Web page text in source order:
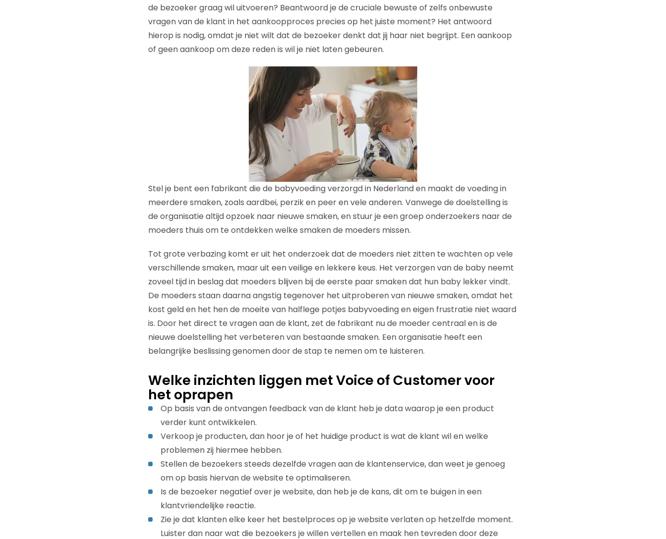
de bezoeker graag wil uitvoeren? Beantwoord je de cruciale bewuste of zelfs onbewuste
vragen van de klant in het aankoopproces precies op het juiste moment? Het antwoord
hierop is nodig, omdat je niet wilt dat de bezoeker denkt dat jij haar niet begrijpt. Een aankoop
of geen aankoop om deze reden is wil je niet laten gebeuren.
Stel je bent een fabrikant die de babyvoeding verzorgd in Nederland en maakt de voeding in
meerdere smaken, zoals aardbei, perzik en peer en vele anderen. Vanwege de doelstelling is
de organisatie altijd opzoek naar nieuwe smaken, en stuur je een groep onderzoekers naar de
moeders thuis om te ontdekken welke smaken de moeders missen.
Tot grote verbazing komt er uit het onderzoek dat de moeders niet zitten te wachten op vele
verschillende smaken, maar uit een veilige en lekkere keus. Het verzorgen van de baby neemt
zoveel tijd in beslag dat moeders blijven bij de eerste paar smaken dat hun baby lekker vindt.
De moeders staan daarna angstig tegenover het uitproberen van nieuwe smaken, omdat het
kost geld en het hen de moeite van halflege potjes babyvoeding en eigen frustratie niet waard
is. Door het direct te vragen aan de klant, zet de fabrikant nu de moeder centraal en is de
nieuwe doelstelling het verbeteren van bestaande smaken. Een organisatie heeft een
belangrijke beslissing genomen door de stap te nemen om te luisteren.
Welke inzichten liggen met Voice of Customer voor
het oprapen
Op basis van de ontvangen feedback van de klant heb je data waarop je een product
verder kunt ontwikkelen.
Verkoop je producten, dan hoor je of het huidige product is wat de klant wil en welke
problemen zij hiermee hebben.
Stellen de bezoekers steeds dezelfde vragen aan de klantenservice, dan weet je genoeg
om op basis hiervan de website te optimaliseren.
Is de bezoeker negatief over je website, dan heb je de kans, dit om te buigen in een
klantvriendelijke reactie.
Zie je dat klanten elke keer het bestelproces op je website verlaten op hetzelfde moment.
Luister dan naar wat die bezoekers je willen vertellen en maak hen tevreden door deze